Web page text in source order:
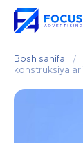
Bosh sahifa /
konstruksiyalari